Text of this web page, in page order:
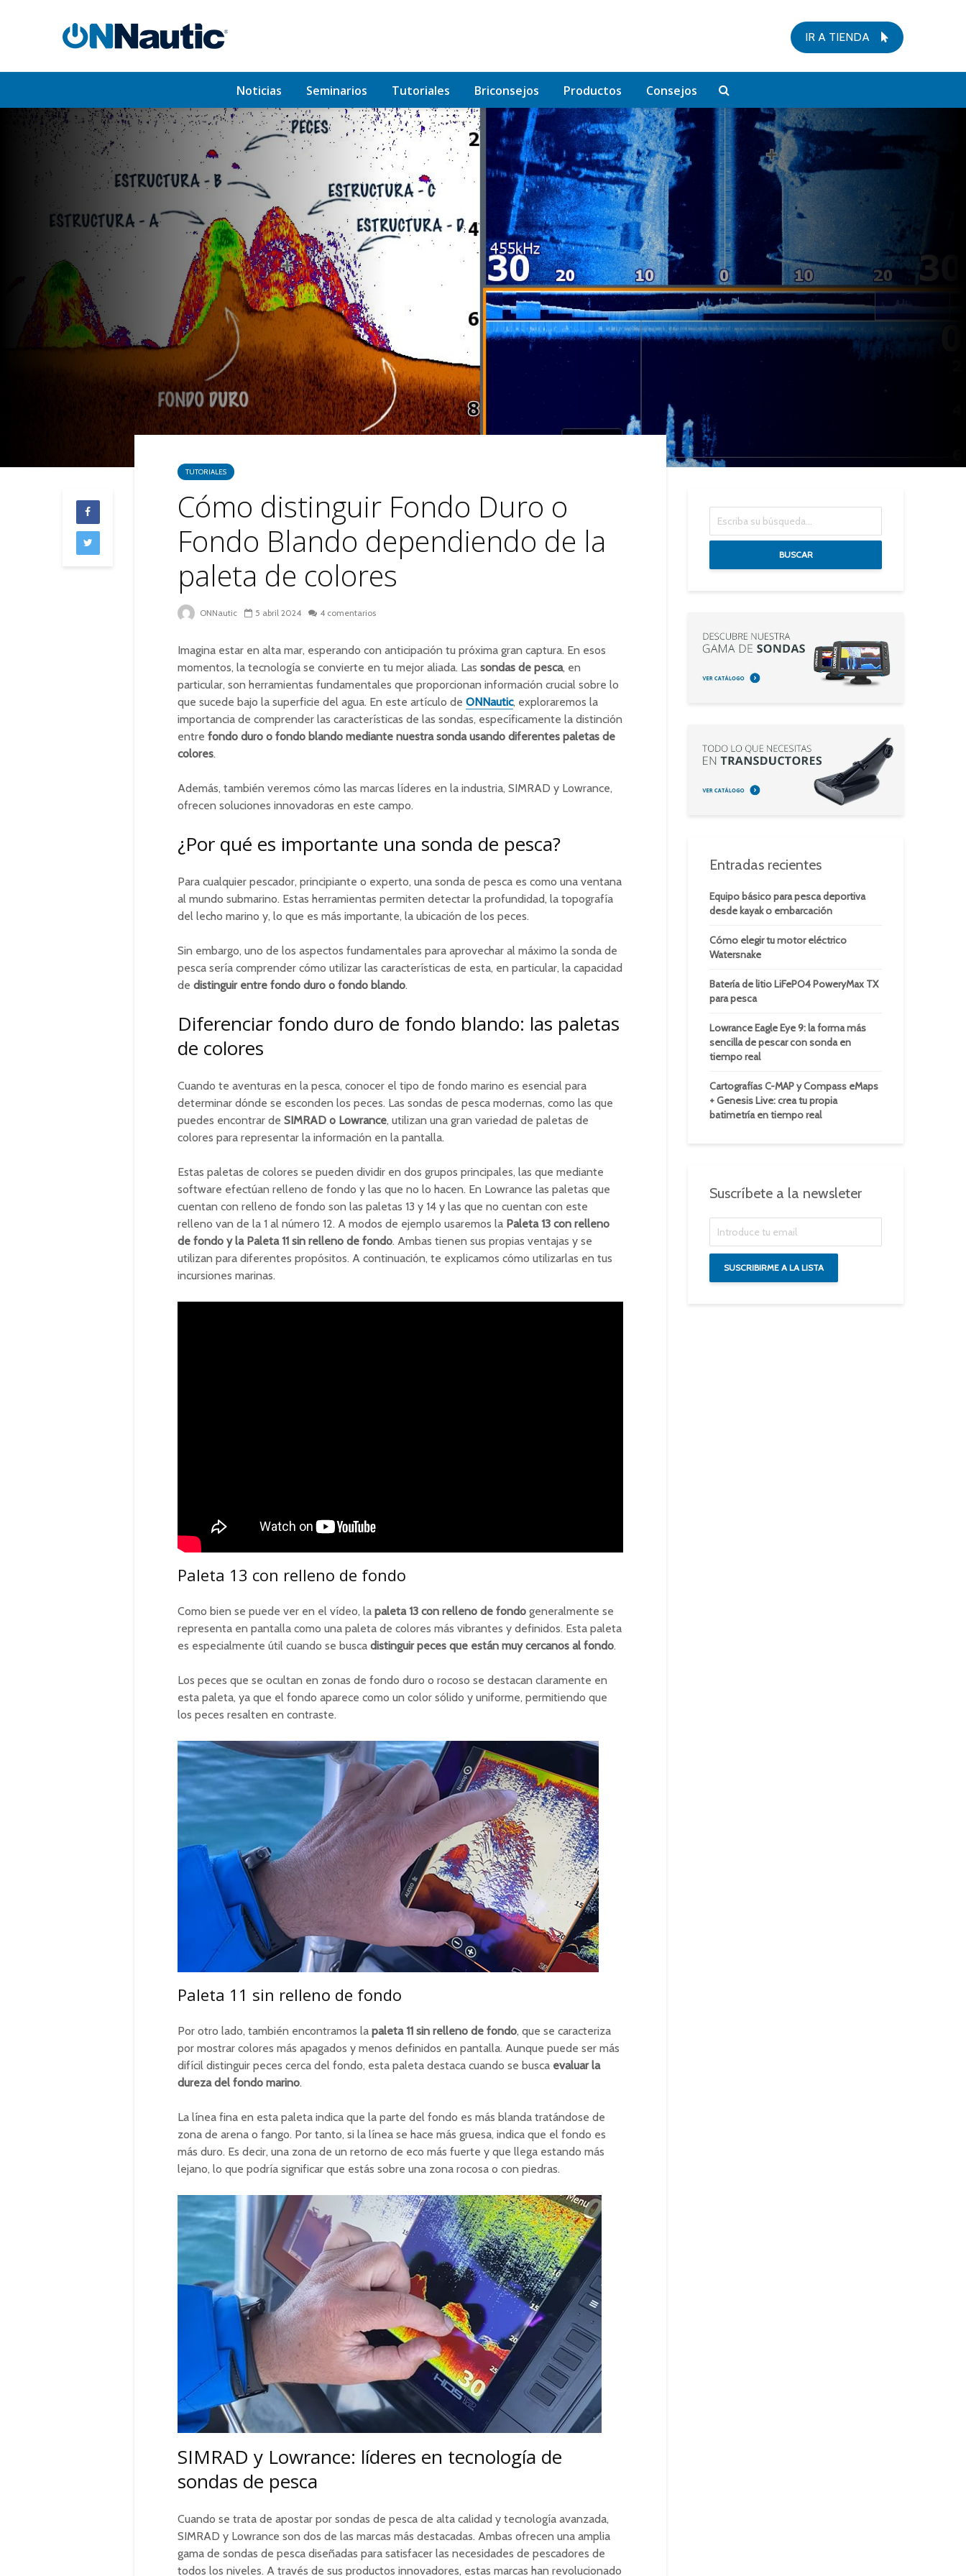
IR A TIENDA
Noticias Seminarios Tutoriales Briconsejos Productos Consejos
TUTORIALES
Cómo distinguir Fondo Duro o
Fondo Blando dependiendo de la
paleta de colores
ONNautic 5 abril 2024 4 comentarios
Imagina estar en alta mar, esperando con anticipación tu próxima gran captura. En esos
momentos, la tecnología se convierte en tu mejor aliada. Las sondas de pesca, en
particular, son herramientas fundamentales que proporcionan información crucial sobre lo
que sucede bajo la superficie del agua. En este artículo de ONNautic, exploraremos la
importancia de comprender las características de las sondas, específicamente la distinción
entre fondo duro o fondo blando mediante nuestra sonda usando diferentes paletas de
colores.
Además, también veremos cómo las marcas líderes en la industria, SIMRAD y Lowrance,
ofrecen soluciones innovadoras en este campo.
¿Por qué es importante una sonda de pesca?
Para cualquier pescador, principiante o experto, una sonda de pesca es como una ventana
al mundo submarino. Estas herramientas permiten detectar la profundidad, la topografía
del lecho marino y, lo que es más importante, la ubicación de los peces.
Sin embargo, uno de los aspectos fundamentales para aprovechar al máximo la sonda de
pesca sería comprender cómo utilizar las características de esta, en particular, la capacidad
de distinguir entre fondo duro o fondo blando.
Diferenciar fondo duro de fondo blando: las paletas
de colores
Cuando te aventuras en la pesca, conocer el tipo de fondo marino es esencial para
determinar dónde se esconden los peces. Las sondas de pesca modernas, como las que
puedes encontrar de SIMRAD o Lowrance, utilizan una gran variedad de paletas de
colores para representar la información en la pantalla.
Estas paletas de colores se pueden dividir en dos grupos principales, las que mediante
software efectúan relleno de fondo y las que no lo hacen. En Lowrance las paletas que
cuentan con relleno de fondo son las paletas 13 y 14 y las que no cuentan con este
relleno van de la 1 al número 12. A modos de ejemplo usaremos la Paleta 13 con relleno
de fondo y la Paleta 11 sin relleno de fondo. Ambas tienen sus propias ventajas y se
utilizan para diferentes propósitos. A continuación, te explicamos cómo utilizarlas en tus
incursiones marinas.
Paleta 13 con relleno de fondo
Como bien se puede ver en el vídeo, la paleta 13 con relleno de fondo generalmente se
representa en pantalla como una paleta de colores más vibrantes y definidos. Esta paleta
es especialmente útil cuando se busca distinguir peces que están muy cercanos al fondo.
Los peces que se ocultan en zonas de fondo duro o rocoso se destacan claramente en
esta paleta, ya que el fondo aparece como un color sólido y uniforme, permitiendo que
los peces resalten en contraste.
Paleta 11 sin relleno de fondo
Por otro lado, también encontramos la paleta 11 sin relleno de fondo, que se caracteriza
por mostrar colores más apagados y menos definidos en pantalla. Aunque puede ser más
difícil distinguir peces cerca del fondo, esta paleta destaca cuando se busca evaluar la
dureza del fondo marino.
La línea fina en esta paleta indica que la parte del fondo es más blanda tratándose de
zona de arena o fango. Por tanto, si la línea se hace más gruesa, indica que el fondo es
más duro. Es decir, una zona de un retorno de eco más fuerte y que llega estando más
lejano, lo que podría significar que estás sobre una zona rocosa o con piedras.
SIMRAD y Lowrance: líderes en tecnología de
sondas de pesca
Cuando se trata de apostar por sondas de pesca de alta calidad y tecnología avanzada,
SIMRAD y Lowrance son dos de las marcas más destacadas. Ambas ofrecen una amplia
gama de sondas de pesca diseñadas para satisfacer las necesidades de pescadores de
todos los niveles. A través de sus productos innovadores, estas marcas han revolucionado
BUSCAR
Entradas recientes
Equipo básico para pesca deportiva
desde kayak o embarcación
Cómo elegir tu motor eléctrico
Watersnake
Batería de litio LiFePO4 PoweryMax TX
para pesca
Lowrance Eagle Eye 9: la forma más
sencilla de pescar con sonda en
tiempo real
Cartografías C-MAP y Compass eMaps
+ Genesis Live: crea tu propia
batimetría en tiempo real
Suscríbete a la newsleter